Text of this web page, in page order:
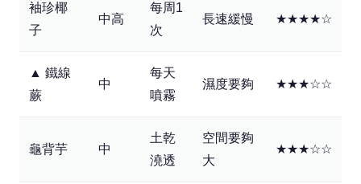
袖珍椰
子
中高
每周1
次
長速緩慢 ★★★★☆
▲ 鐵線
蕨
中
每天
噴霧
濕度要夠 ★★★☆☆
龜背芋 中
土乾
澆透
空間要夠
大
★★★☆☆